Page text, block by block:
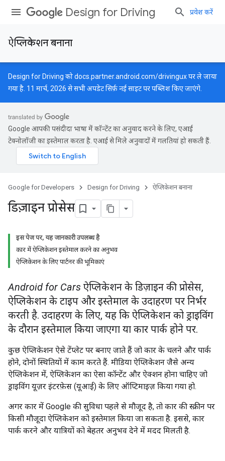
Design for Driving प्रवेश करें
ऐप्लिकेशन बनाना
Design for Driving कोdocs.partner.android.com/drivinguxपर ले जाया
गया है. 11 मार्च, 2026 से सभी अपडेट सिर्फ़ नई साइट पर पब्लिश किए जाएंगे.
Google आपकी पसंदीदा भाषा में कॉन्टेंट का अनुवाद करने के लिए, एआई
टेक्नोलॉजी का इस्तेमाल करता है. एआई से मिले अनुवादों में गलतियां हो सकती हैं.
Google for Developers Design for Driving ऐप्लिकेशन बनाना
डिज़ाइन प्रोसेस
इस पेज पर, यह जानकारी उपलब्ध है
कार में ऐप्लिकेशन इस्तेमाल करने का अनुभव
ऐप्लिकेशन के लिए पार्टनर की भूमिकाएं
Android for Cars ऐप्लिकेशन के डिज़ाइन की प्रोसेस,
ऐप्लिकेशन के टाइप और इस्तेमाल के उदाहरण पर निर्भर
करती है. उदाहरण के लिए, यह कि ऐप्लिकेशन को ड्राइविंग
के दौरान इस्तेमाल किया जाएगा या कार पार्क होने पर.
कुछ ऐप्लिकेशन ऐसे टेंप्लेट पर बनाए जाते हैं जो कार के चलने और पार्क
होने, दोनों स्थितियों में काम करते हैं. मीडिया ऐप्लिकेशन जैसे अन्य
ऐप्लिकेशन में, ऐप्लिकेशन का ऐसा कॉन्टेंट और ऐक्शन होना चाहिए जो
ड्राइविंग यूज़र इंटरफ़ेस (यूआई) के लिए ऑप्टिमाइज़ किया गया हो.
अगर कार में Google की सुविधा पहले से मौजूद है, तो कार की स्क्रीन पर
किसी मौजूदा ऐप्लिकेशन को इस्तेमाल किया जा सकता है. इससे, कार
पार्क करने और यात्रियों को बेहतर अनुभव देने में मदद मिलती है.